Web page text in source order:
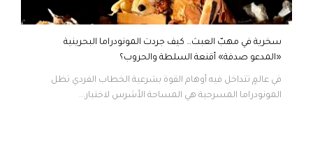
سخرية في مهبّ العبث… كيف جردت المونودراما البحرينية
«المدعو صدفة» أقنعة السلطة والحروب؟
في عالمٍ تتداخل فيه أوهام القوة بشرعية الخطاب الفردي تظل
المونودراما المسرحية هي المساحة الأشرس لاختبار...